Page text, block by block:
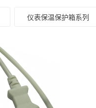
仪表保温保护箱系列